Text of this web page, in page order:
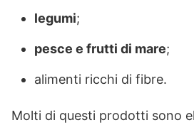
legumi;
pesce e frutti di mare;
alimenti ricchi di fibre.
Molti di questi prodotti sono